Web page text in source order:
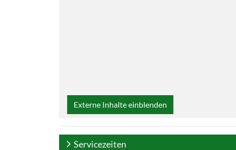
Externe Inhalte einblenden
Servicezeiten